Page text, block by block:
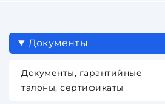
Документы
Документы, гарантийные
талоны, сертификаты